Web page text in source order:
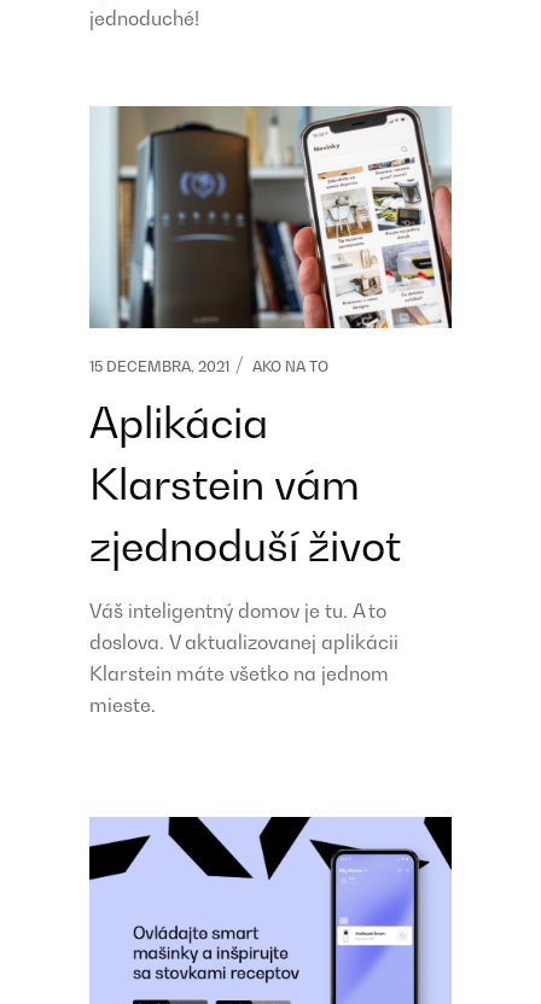
jednoduché!
15 DECEMBRA, 2021 AKO NA TO
Aplikácia
Klarstein vám
zjednoduší život
Váš inteligentný domov je tu. A to
doslova. V aktualizovanej aplikácii
Klarstein máte všetko na jednom
mieste.